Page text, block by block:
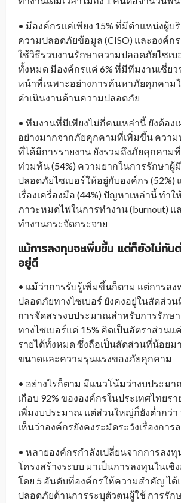
• มีองค์กรแค่เพียง 15% ที่มีตำแหน่งผู้บ
ความปลอดภัยข้อมูล (CISO) และองค์ก
ใช้วิธีรวบงานรักษาความปลอดภัยไซเบ
ทั้งหมด มีองค์กรแค่ 6% ที่มีทีมงานเชี่ย
หน้าที่เฉพาะอย่างการค้นหาภัยคุกคาม
ดำเนินงานด้านความปลอดภัย
• ทีมงานที่มีเพียงไม่กี่คนเหล่านี้ ยังต้อ
อย่างมากจากภัยคุกคามที่เพิ่มขึ้น ควา
ที่ได้มีการรายงาน ยังรวมถึงภัยคุกคาม
ท่วมท้น (54%) ความยากในการรักษา
ปลอดภัยไซเบอร์ให้อยู่กับองค์กร
เรื่องเครื่องมือ (44%) ปัญหาเหล่านี้ ทำ
ภาวะหมดไฟในการทำงาน (burnout) แ
ทำงานกระจัดกระจาย
แม้การลงทุนจะเพิ่มขึ้น แต่ก็ยังไม่ทัน
อยู่ดี
• แม้ว่าการรับรู้เพิ่มขึ้นก็ตาม แต่การล
ปลอดภัยทางไซเบอร์ ยังคงอยู่ในสัดส่วน
การจัดสรรงบประมาณสำหรับการรักษ
ทางไซเบอร์แค่ 15% คิดเป็นอัตราส่วนแ
รายได้ทั้งหมด ซึ่งถือเป็นสัดส่วนที่น้อยม
ขนาดและความรุนแรงของภัยคุกคาม
• อย่างไรก็ตาม มีแนวโน้มว่างบประม
เกือบ 92% ขององค์กรในประเทศไทยร
เพิ่มงบประมาณ แต่ส่วนใหญ่ก็ยังต่ำกว่า
เห็นว่าองค์กรยังคงระมัดระวังเรื่องการ
• หลายองค์กรกำลังเปลี่ยนจากการลง
โครงสร้างระบบ มาเป็นการลงทุนในเ
โดย 5 อันดับที่องค์กรให้ความสำคัญ ได้
ปลอดภัยด้านการระบุตัวตนผู้ใช้ การรัก